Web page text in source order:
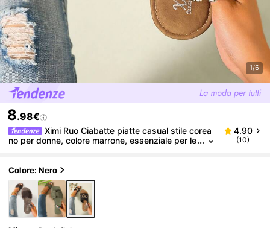
1/6
8.98€
Ximi Ruo Ciabatte piatte casual stile corea
no per donne, colore marrone, essenziale per le
4.90
(10)
Colore: Nero